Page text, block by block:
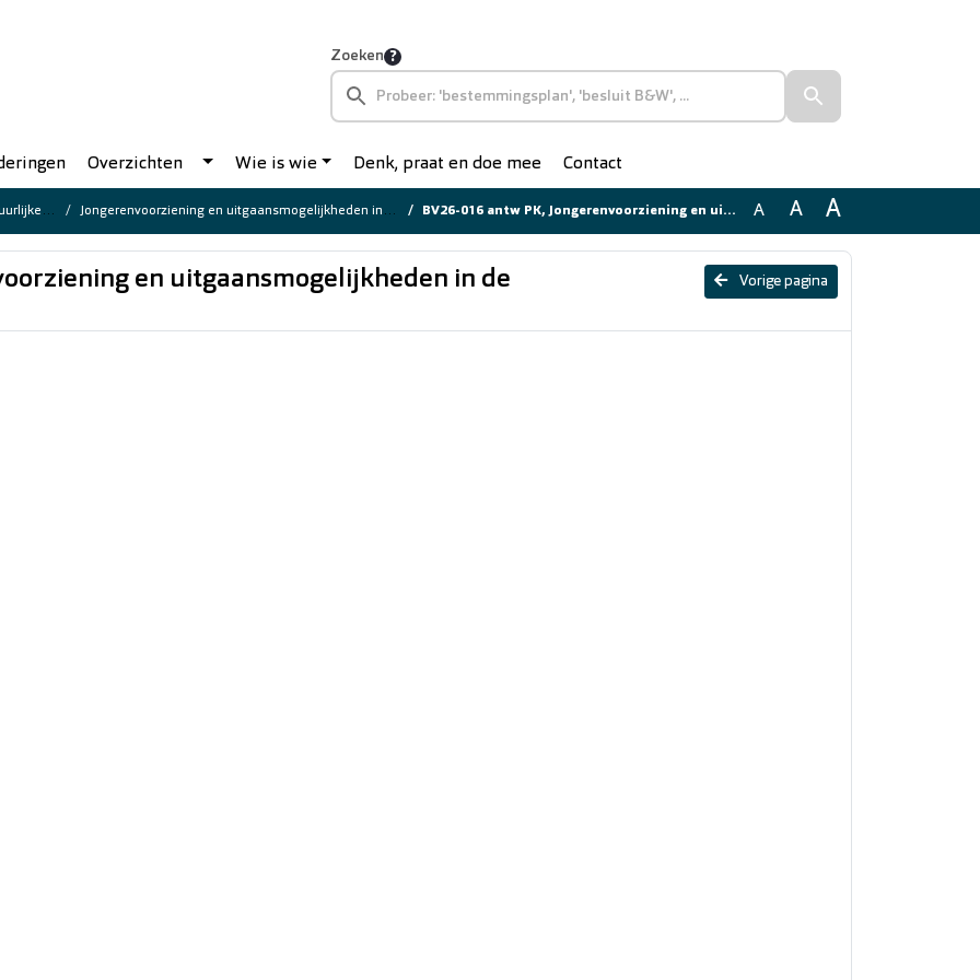
Zoeken
Overzichten Wie is wie Denk, praat en doe mee Contact
vragen Jongerenvoorziening en uitgaansmogelijkheden in de Krimpenerwaard BV26-016 antw PK, Jongerenvoorziening en uitgaansmogelijkheden in de Krimpenerwaard A A A
Vorige pagina
en uitgaansmogelijkheden in de